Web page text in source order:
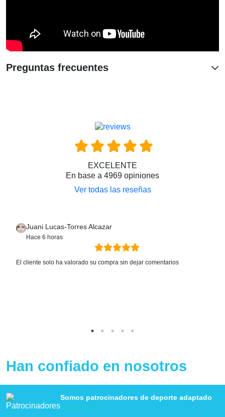
Preguntas frecuentes
EXCELENTE
En base a 4969 opiniones
Ver todas las reseñas
Juani Lucas-Torres Alcazar
Hace 6 horas
El cliente solo ha valorado su compra sin dejar comentarios
Han confiado en nosotros
Somos patrocinadores de deporte adaptado